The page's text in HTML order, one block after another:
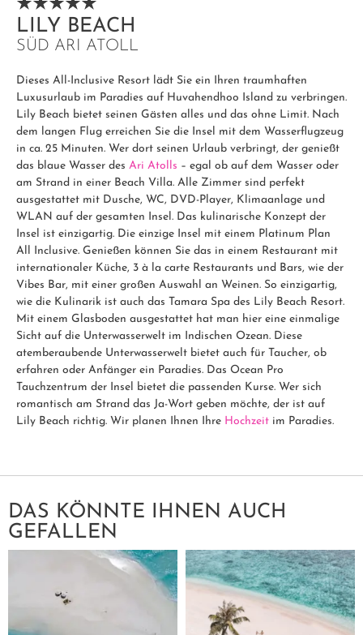
LILY BEACH
SÜD ARI ATOLL
Dieses All-Inclusive Resort lädt Sie ein Ihren traumhaften
Luxusurlaub im Paradies auf Huvahendhoo Island zu verbringen.
Lily Beach bietet seinen Gästen alles und das ohne Limit. Nach
dem langen Flug erreichen Sie die Insel mit dem Wasserflugzeug
in ca. 25 Minuten. Wer dort seinen Urlaub verbringt, der genießt
das blaue Wasser des Ari Atolls – egal ob auf dem Wasser oder
am Strand in einer Beach Villa. Alle Zimmer sind perfekt
ausgestattet mit Dusche, WC, DVD-Player, Klimaanlage und
WLAN auf der gesamten Insel. Das kulinarische Konzept der
Insel ist einzigartig. Die einzige Insel mit einem Platinum Plan
All Inclusive. Genießen können Sie das in einem Restaurant mit
internationaler Küche, 3 à la carte Restaurants und Bars, wie der
Vibes Bar, mit einer großen Auswahl an Weinen. So einzigartig,
wie die Kulinarik ist auch das Tamara Spa des Lily Beach Resort.
Mit einem Glasboden ausgestattet hat man hier eine einmalige
Sicht auf die Unterwasserwelt im Indischen Ozean. Diese
atemberaubende Unterwasserwelt bietet auch für Taucher, ob
erfahren oder Anfänger ein Paradies. Das Ocean Pro
Tauchzentrum der Insel bietet die passenden Kurse. Wer sich
romantisch am Strand das Ja-Wort geben möchte, der ist auf
Lily Beach richtig. Wir planen Ihnen Ihre Hochzeit im Paradies.
DAS KÖNNTE IHNEN AUCH
GEFALLEN